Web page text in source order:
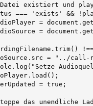
existiert und
=== 'exists' &&
=
=
= "../
= true;
das unendliche